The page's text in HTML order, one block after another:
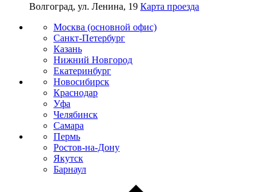
Волгоград, ул. Ленина, 19 Карта проезда
Москва (основной офис)
Санкт-Петербург
Казань
Нижний Новгород
Екатеринбург
Новосибирск
Краснодар
Уфа
Челябинск
Самара
Пермь
Ростов-на-Дону
Якутск
Барнаул